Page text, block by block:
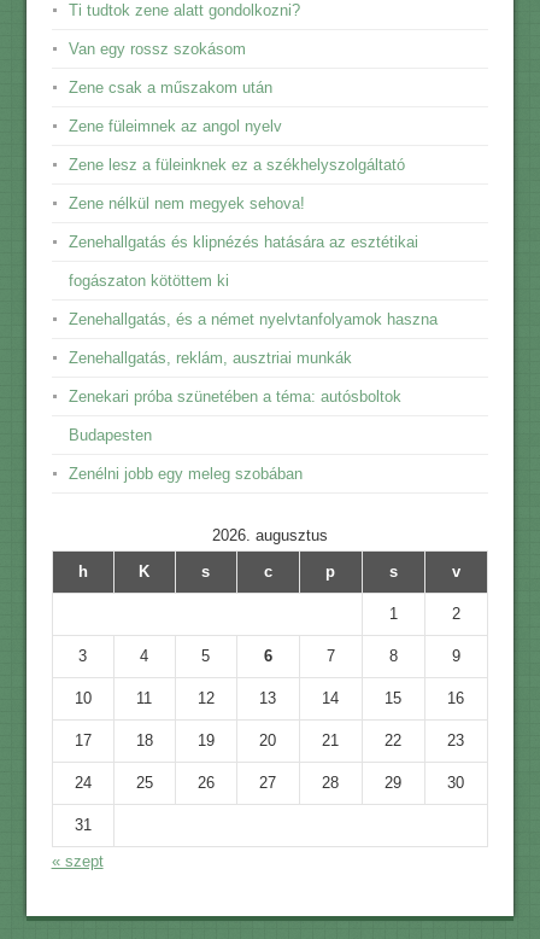
Ti tudtok zene alatt gondolkozni?
Van egy rossz szokásom
Zene csak a műszakom után
Zene füleimnek az angol nyelv
Zene lesz a füleinknek ez a székhelyszolgáltató
Zene nélkül nem megyek sehova!
Zenehallgatás és klipnézés hatására az esztétikai
fogászaton kötöttem ki
Zenehallgatás, és a német nyelvtanfolyamok haszna
Zenehallgatás, reklám, ausztriai munkák
Zenekari próba szünetében a téma: autósboltok
Budapesten
Zenélni jobb egy meleg szobában
2026. augusztus
h
K s c p s v
1 2
3 4 5 6 7 8 9
10 11 12 13 14 15 16
17 18 19 20 21 22 23
24 25 26 27 28 29 30
31
« szept